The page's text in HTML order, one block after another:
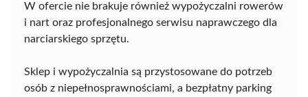
W ofercie nie brakuje również wypożyczalni rowerów
i nart oraz profesjonalnego serwisu naprawczego dla
narciarskiego sprzętu.
Sklep i wypożyczalnia są przystosowane do potrzeb
osób z niepełnosprawnościami, a bezpłatny parking